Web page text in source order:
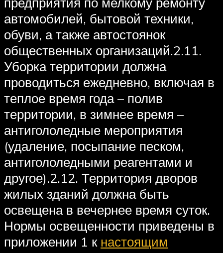
автомобилей, бытовой техники,
обуви, а также автостоянок
общественных организаций.2.11.
Уборка территории должна
проводиться ежедневно, включая в
теплое время года – полив
территории, в зимнее время –
антигололедные мероприятия
(удаление, посыпание песком,
антигололедными реагентами и
другое).2.12. Территория дворов
жилых зданий должна быть
освещена в вечернее время суток.
Нормы освещенности приведены в
приложении 1 к настоящим